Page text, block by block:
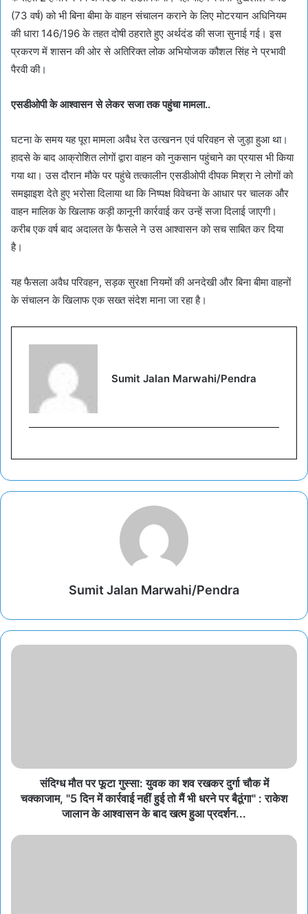
(73 वर्ष) को भी बिना बीमा के वाहन संचालन कराने के लिए मोटरयान अधिनियम
की धारा 146/196 के तहत दोषी ठहराते हुए अर्थदंड की सजा सुनाई गई। इस
प्रकरण में शासन की ओर से अतिरिक्त लोक अभियोजक कौशल सिंह ने प्रभावी
पैरवी की।
एसडीओपी के आश्वासन से लेकर सजा तक पहुंचा मामला..
घटना के समय यह पूरा मामला अवैध रेत उत्खनन एवं परिवहन से जुड़ा हुआ था।
हादसे के बाद आक्रोशित लोगों द्वारा वाहन को नुकसान पहुंचाने का प्रयास भी किया
गया था। उस दौरान मौके पर पहुंचे तत्कालीन एसडीओपी दीपक मिश्रा ने लोगों को
समझाइश देते हुए भरोसा दिलाया था कि निष्पक्ष विवेचना के आधार पर चालक और
वाहन मालिक के खिलाफ कड़ी कानूनी कार्रवाई कर उन्हें सजा दिलाई जाएगी।
करीब एक वर्ष बाद अदालत के फैसले ने उस आश्वासन को सच साबित कर दिया
है।
यह फैसला अवैध परिवहन, सड़क सुरक्षा नियमों की अनदेखी और बिना बीमा वाहनों
के संचालन के खिलाफ एक सख्त संदेश माना जा रहा है।
Sumit Jalan Marwahi/Pendra
Sumit Jalan Marwahi/Pendra
संदिग्ध मौत पर फूटा गुस्सा: युवक का शव रखकर दुर्गा चौक में
चक्काजाम, "5 दिन में कार्रवाई नहीं हुई तो मैं भी धरने पर बैठूंगा" : राकेश
जालान के आश्वासन के बाद खत्म हुआ प्रदर्शन...